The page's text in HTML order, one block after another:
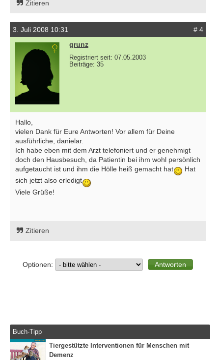
Zitieren
3. Juli 2008 10:31
# 4
grunz
Registriert seit: 07.05.2003
Beiträge: 35
Hallo,
vielen Dank für Eure Antworten! Vor allem für Deine
ausführliche, danielar.
Ich habe eben mit dem Arzt telefoniert und er genehmigt
doch den Hausbesuch, da Patientin bei ihm wohl persönlich
aufgetaucht ist und ihm die Hölle heiß gemacht hat
Hat
sich jetzt also erledigt
Viele Grüße!
Zitieren
Optionen:
Buch-Tipp
Tiergestützte Interventionen für Menschen mit
Demenz